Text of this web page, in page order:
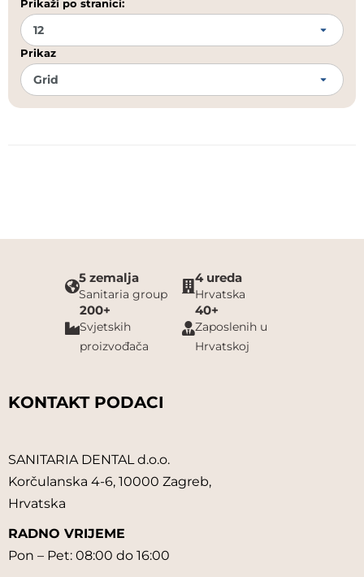
Prikaži po stranici:
Prikaz
5 zemalja
Sanitaria group
4 ureda
Hrvatska
200+
Svjetskih
proizvođača
40+
Zaposlenih u
Hrvatskoj
KONTAKT PODACI
SANITARIA DENTAL d.o.o.
Korčulanska 4-6, 10000 Zagreb,
Hrvatska
RADNO VRIJEME
Pon – Pet: 08:00 do 16:00